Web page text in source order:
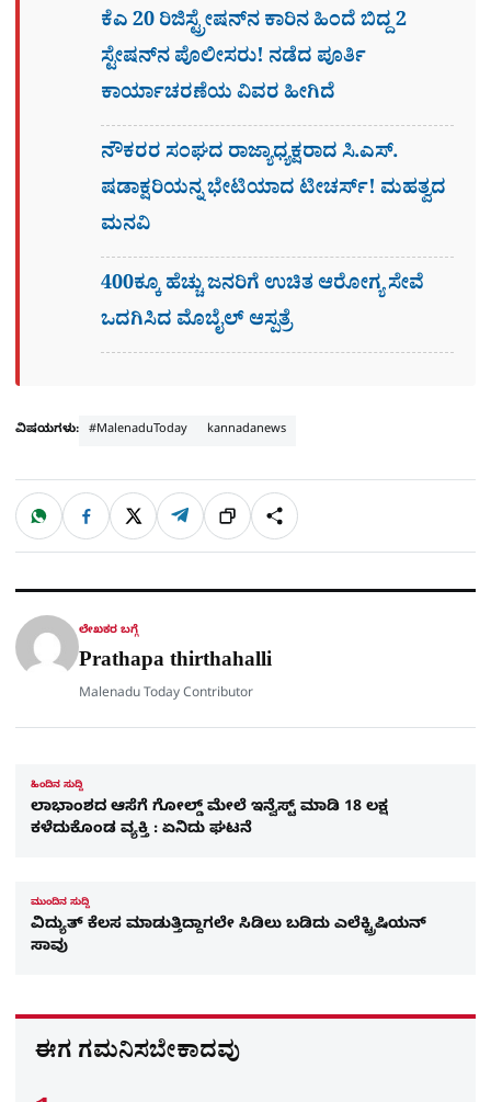
ಕೆಎ 20 ರಿಜಿಸ್ಟ್ರೇಷನ್​ನ ಕಾರಿನ ಹಿಂದೆ ಬಿದ್ದ 2
ಸ್ಟೇಷನ್​ನ ಪೊಲೀಸರು! ನಡೆದ ಪೂರ್ತಿ
ಕಾರ್ಯಾಚರಣೆಯ ವಿವರ ಹೀಗಿದೆ
ನೌಕರರ ಸಂಘದ ರಾಜ್ಯಾಧ್ಯಕ್ಷರಾದ ಸಿ.ಎಸ್.
ಷಡಾಕ್ಷರಿಯನ್ನ ಭೇಟಿಯಾದ ಟೀಚರ್ಸ್​! ಮಹತ್ವದ
ಮನವಿ
400ಕ್ಕೂ ಹೆಚ್ಚು ಜನರಿಗೆ ಉಚಿತ ಆರೋಗ್ಯ ಸೇವೆ
ಒದಗಿಸಿದ ಮೊಬೈಲ್ ಆಸ್ಪತ್ರೆ
ವಿಷಯಗಳು: #MalenaduToday kannadanews
ಹಂಚಿಕೊಳ್ಳಿ
W
a
t
p
p
F
c
e
o
k
X T
l
e
a
m
ಲಿಂ
ಕ್
S
h
a
ಲೇಖಕರ ಬಗ್ಗೆ
Prathapa thirthahalli
Malenadu Today Contributor
ಹಿಂದಿನ ಸುದ್ದಿ
ಲಾಭಾಂಶದ ಆಸೆಗೆ ಗೋಲ್ಡ್ ಮೇಲೆ ಇನ್ವೆಸ್ಟ್ ಮಾಡಿ 18 ಲಕ್ಷ
ಕಳೆದುಕೊಂಡ ವ್ಯಕ್ತಿ : ಏನಿದು ಘಟನೆ
ಮುಂದಿನ ಸುದ್ದಿ
ವಿದ್ಯುತ್ ಕೆಲಸ ಮಾಡುತ್ತಿದ್ದಾಗಲೇ ಸಿಡಿಲು ಬಡಿದು ಎಲೆಕ್ಟ್ರಿಷಿಯನ್
ಸಾವು
ಈಗ ಗಮನಿಸಬೇಕಾದವು